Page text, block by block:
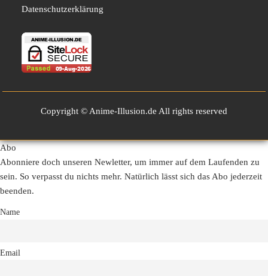
Datenschutzerklärung
Copyright © Anime-Illusion.de All rights reserved
Abo
Abonniere doch unseren Newletter, um immer auf dem Laufenden zu
sein. So verpasst du nichts mehr. Natürlich lässt sich das Abo jederzeit
beenden.
Name
Email